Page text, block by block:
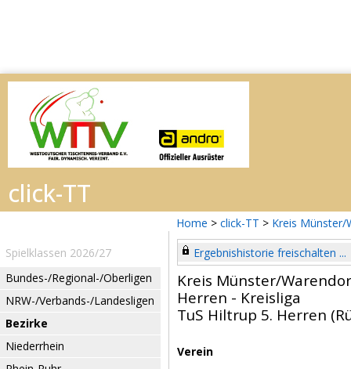
Home > click-TT > Kreis Münster/
Spielklassen 2026/27
Bundes-/Regional-/Oberligen
NRW-/Verbands-/Landesligen
Bezirke
Niederrhein
Ergebnishistorie freischalten ...
Kreis Münster/
Herren - Kreisliga
TuS Hiltrup 5. Herren
Verein